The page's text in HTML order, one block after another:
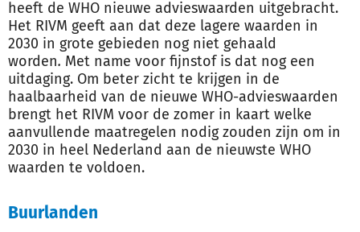
heeft de WHO nieuwe advieswaarden uitgebracht.
Het RIVM geeft aan dat deze lagere waarden in
2030 in grote gebieden nog niet gehaald
worden. Met name voor fijnstof is dat nog een
uitdaging. Om beter zicht te krijgen in de
haalbaarheid van de nieuwe WHO-advieswaarden
brengt het RIVM voor de zomer in kaart welke
aanvullende maatregelen nodig zouden zijn om in
2030 in heel Nederland aan de nieuwste WHO
waarden te voldoen.
Buurlanden